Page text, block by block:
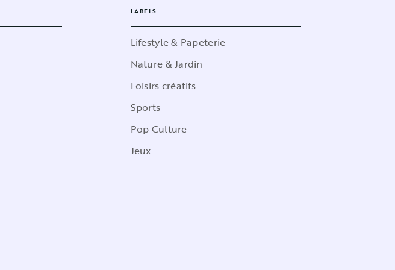
LABELS
Lifestyle & Papeterie
Nature & Jardin
Loisirs créatifs
Sports
Pop Culture
Jeux